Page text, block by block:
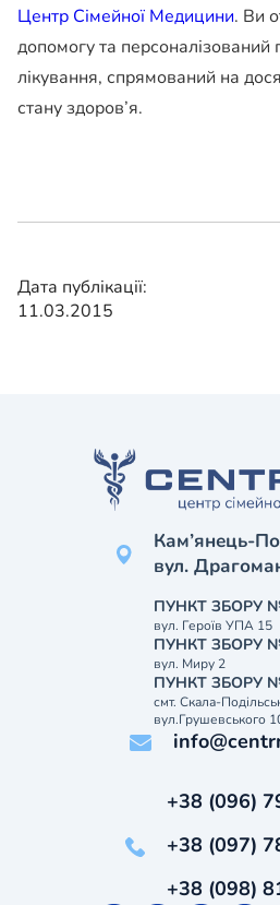
Центр Сімейної Медицини. Ви
допомогу та персоналізований
лікування, спрямований на
стану здоров’я.
Дата публікації:
11.03.2015
Кам’янець-
вул.
ПУНКТ ЗБОРУ
вул. Героїв УПА 15
ПУНКТ ЗБОРУ
вул. Миру 2
ПУНКТ ЗБОРУ
смт. Скала-
вул.Грушевського
+38 (096)
+38 (097)
+38 (098)